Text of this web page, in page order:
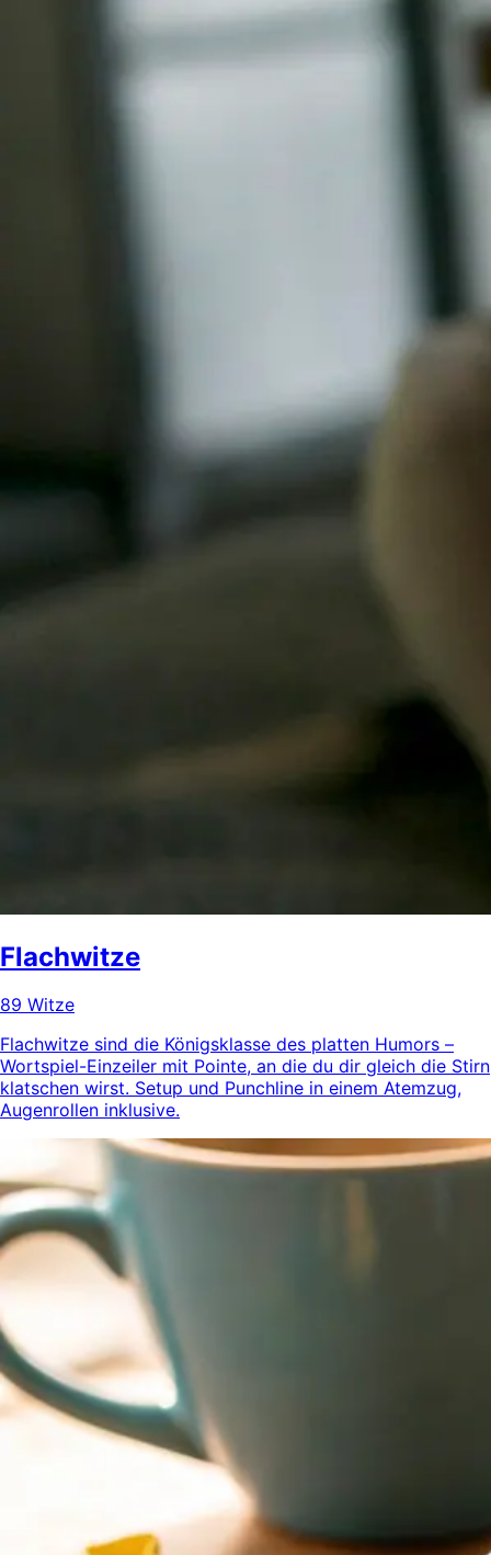
Flachwitze
89 Witze
Flachwitze sind die Königsklasse des platten Humors –
Wortspiel-Einzeiler mit Pointe, an die du dir gleich die Stirn
klatschen wirst. Setup und Punchline in einem Atemzug,
Augenrollen inklusive.